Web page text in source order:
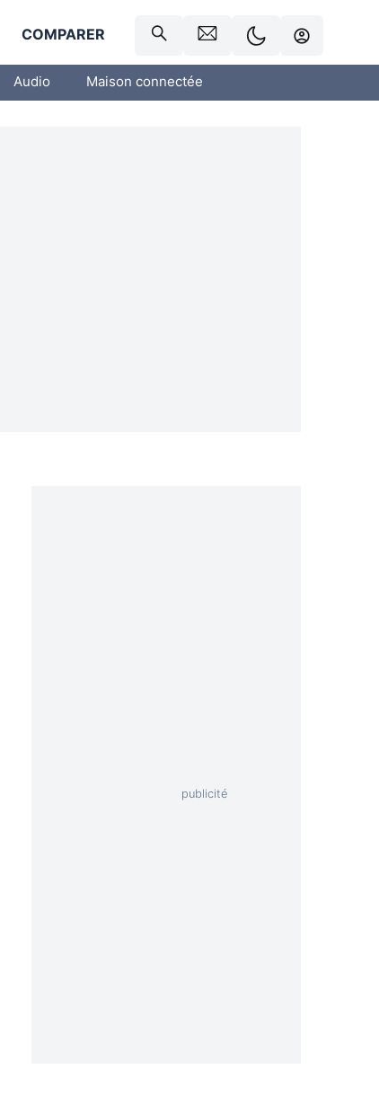
COMPARER
Audio Maison connectée